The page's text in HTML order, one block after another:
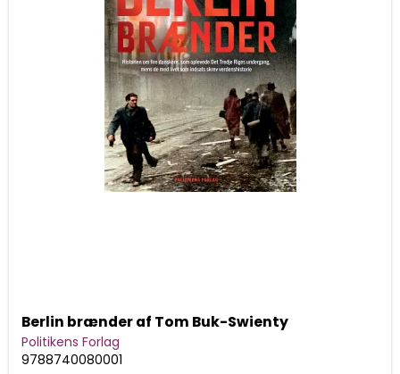
Berlin brænder af Tom Buk-Swienty
Politikens Forlag
9788740080001